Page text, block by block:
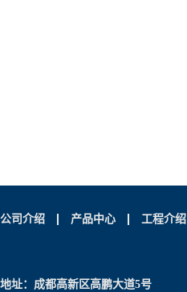
公司介绍 产品中心 工程介绍
地址：成都高新区高鹏大道5号